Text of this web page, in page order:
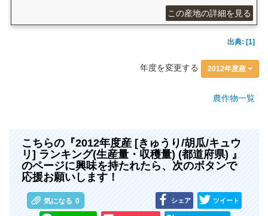
この産地の詳細を見る
出典: [1]
年度を変更する 2012年度産
農作物一覧
こちらの『2012年度産 [きゅうり/胡瓜/キュウ
リ] ランキング(生産量・収穫量) (都道府県) 』
のページに興味を持たれたら、次のボタンで
応援お願いします！
気になる 0 シェア ツイート